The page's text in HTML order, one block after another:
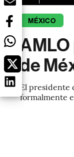
MÉXICO
de
El presidente
formalmente